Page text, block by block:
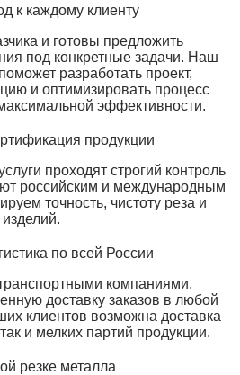
к каждому клиенту
и готовы предложить
под конкретные задачи. Наш
разработать проект,
и оптимизировать процесс
эффективности.
продукции
проходят строгий контроль
российским и международным
точность, чистоту реза и
по всей России
компаниями,
доставку заказов в любой
клиентов возможна доставка
и мелких партий продукции.
резке металла